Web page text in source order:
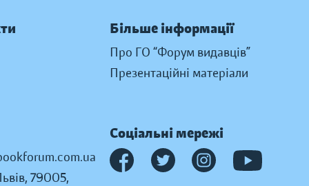
Більше інформації
Про ГО “Форум видавців”
Презентаційні матеріали
79005,
Соціальні мережі